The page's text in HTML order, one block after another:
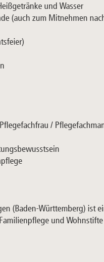
und Wasser
(auch zum Mitnehmen
/
(Baden-Württemberg)
und